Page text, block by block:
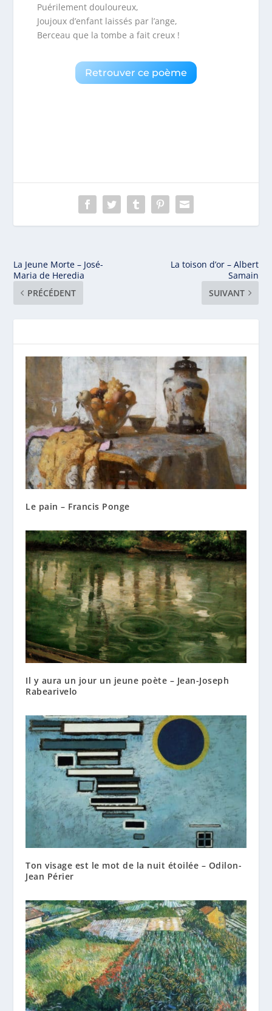
Puérilement douloureux,
Joujoux d’enfant laissés par l’ange,
Berceau que la tombe a fait creux !
Retrouver ce poème
La Jeune Morte – José-
Maria de Heredia
PRÉCÉDENT
La toison d’or – Albert
Samain
SUIVANT
Le pain – Francis Ponge
Il y aura un jour un jeune poète – Jean-Joseph
Rabearivelo
Ton visage est le mot de la nuit étoilée – Odilon-
Jean Périer